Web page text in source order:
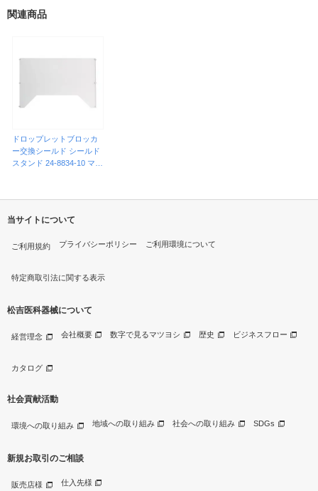
関連商品
ドロップレットブロッカ
ー交換シールド シールド
スタンド 24-8834-10 マツ
当サイトについて
ご利用規約 プライバシーポリシー ご利用環境について
特定商取引法に関する表示
松吉医科器械について
経営理念 会社概要 数字で見るマツヨシ 歴史 ビジネスフロー
カタログ
社会貢献活動
環境への取り組み 地域への取り組み 社会への取り組み SDGs
新規お取引のご相談
販売店様 仕入先様